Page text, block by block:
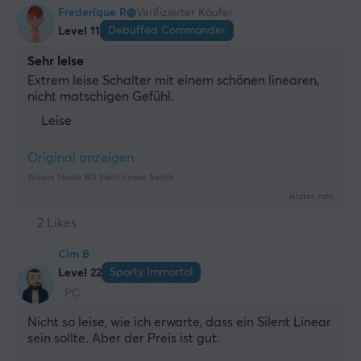
Frederique R
Verifizierter Käufer
Level 11
Debuffed Commander
Sehr leise
Extrem leise Schalter mit einem schönen linearen,
nicht matschigen Gefühl.
Leise
Original anzeigen
Wuque Studio WS Silent Linear Switch
letztes Jahr
2 Likes
Cim B
Level 22
Sporty Immortal
PC
Nicht so leise, wie ich erwarte, dass ein Silent Linear
sein sollte. Aber der Preis ist gut.